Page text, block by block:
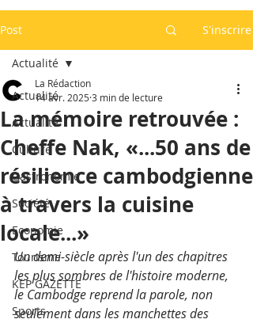
Post S'inscrire
Actualité
Actualité
Culture
Gastronomie
Société
Economie
Tourisme
KEP GAZETTE
Sports
Actualité
La mémoire retrouvée :
Cheffe Nak, «...50 ans de
résilience cambodgienne
à travers la cuisine
locale...»
La Rédaction
14 avr. 2025 3 min de lecture
Un demi-siècle après l'un des chapitres
les plus sombres de l'histoire moderne,
le Cambodge reprend la parole, non
seulement dans les manchettes des